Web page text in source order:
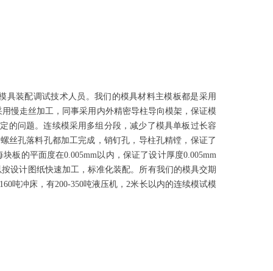
具装配调试技术人员。我们的模具材料主模板都是采用
慢走丝加工，同事采用内外精密导柱导向模架，保证模
的问题。连续模采用多组分段，减少了模具单板过长容
丝孔落料孔都加工完成，销钉孔，导柱孔精镗，保证了
板的平面度在0.005mm以内，保证了设计厚度0.005mm
设计图纸快速加工，标准化装配。所有我们的模具交期
吨冲床，有200-350吨液压机，2米长以内的连续模试模